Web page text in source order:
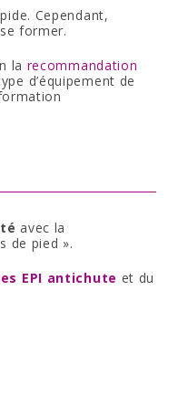
Cependant,
former.
la recommandation
d’équipement de
avec la
de pied ».
EPI antichute et du